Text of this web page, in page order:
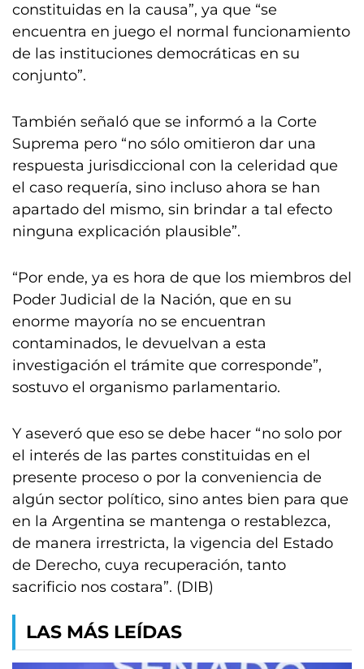
constituidas en la causa”, ya que “se
encuentra en juego el normal funcionamiento
de las instituciones democráticas en su
conjunto”.
También señaló que se informó a la Corte
Suprema pero “no sólo omitieron dar una
respuesta jurisdiccional con la celeridad que
el caso requería, sino incluso ahora se han
apartado del mismo, sin brindar a tal efecto
ninguna explicación plausible”.
“Por ende, ya es hora de que los miembros del
Poder Judicial de la Nación, que en su
enorme mayoría no se encuentran
contaminados, le devuelvan a esta
investigación el trámite que corresponde”,
sostuvo el organismo parlamentario.
Y aseveró que eso se debe hacer “no solo por
el interés de las partes constituidas en el
presente proceso o por la conveniencia de
algún sector político, sino antes bien para que
en la Argentina se mantenga o restablezca,
de manera irrestricta, la vigencia del Estado
de Derecho, cuya recuperación, tanto
sacrificio nos costara”. (DIB)
LAS MÁS LEÍDAS